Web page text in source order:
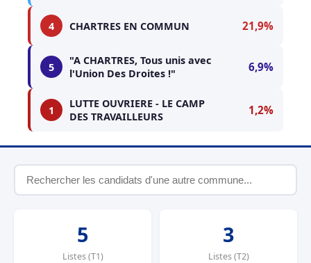
4 CHARTRES EN COMMUN 21,9%
5
"A CHARTRES, Tous unis avec
l'Union Des Droites !"
6,9%
1
LUTTE OUVRIERE - LE CAMP
DES TRAVAILLEURS
1,2%
5
Listes (T1)
3
Listes (T2)